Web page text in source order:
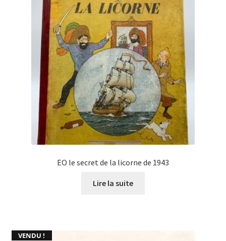
EO le secret de la licorne de 1943
Lire la suite
VENDU !